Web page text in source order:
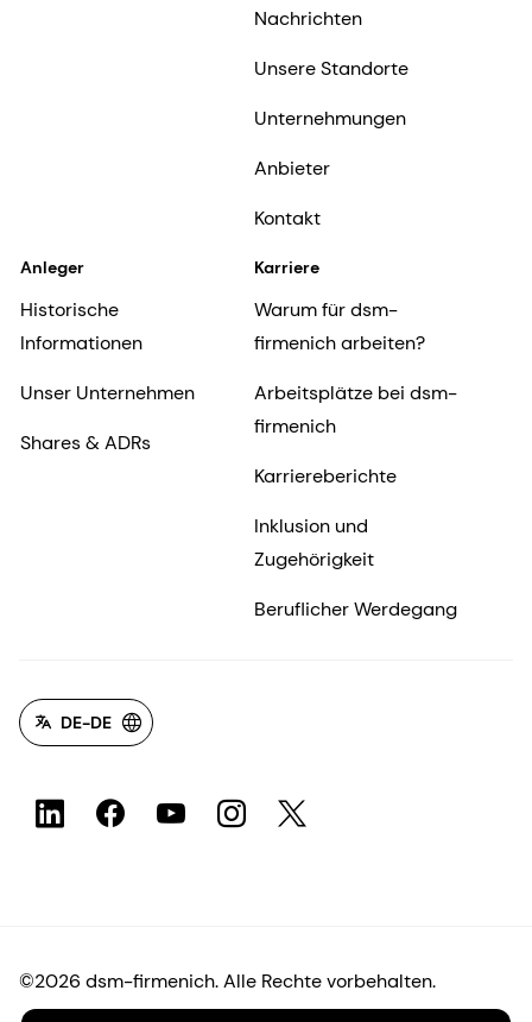
Nachrichten
Unsere Standorte
Unternehmungen
Anbieter
Kontakt
Anleger
Historische
Informationen
Unser Unternehmen
Shares & ADRs
Karriere
Warum für dsm-
firmenich arbeiten?
Arbeitsplätze bei dsm-
firmenich
Karriereberichte
Inklusion und
Zugehörigkeit
Beruflicher Werdegang
DE-DE
©2026 dsm-firmenich. Alle Rechte vorbehalten.